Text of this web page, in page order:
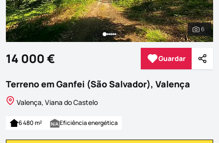
Ver
6
14 000 € Guardar
Guardar
Terreno em Ganfei (São Salvador), Valença
Valença, Viana do Castelo
6 480 m² Eficiência energética